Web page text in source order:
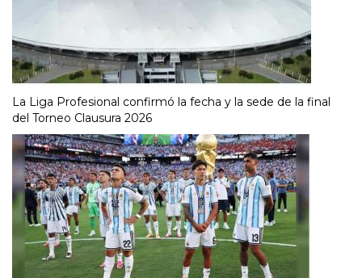
La Liga Profesional confirmó la fecha y la sede de la final
del Torneo Clausura 2026